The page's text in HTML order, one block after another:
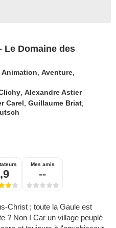
Le Domaine des
Animation ,Aventure
,Alexandre Astier
Carel ,Guillaume Briat
Mes amis
--
Christ ; toute la Gaule est
? Non ! Car un village peuplé